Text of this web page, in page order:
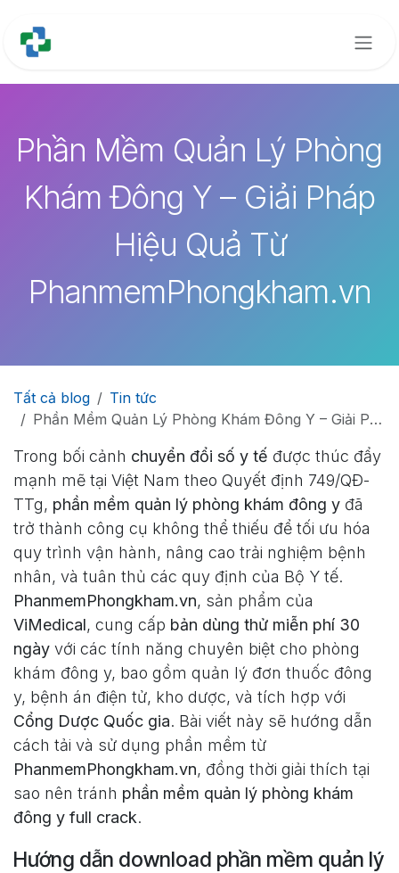
Phần Mềm Quản Lý Phòng
Khám Đông Y – Giải Pháp
Hiệu Quả Từ
PhanmemPhongkham.vn
Tất cả blog
Tin tức
Phần Mềm Quản Lý Phòng Khám Đông Y – Giải Pháp Hiệu Quả Từ PhanmemPhongkham.vn
Trong bối cảnh chuyển đổi số y tế được thúc đẩy
mạnh mẽ tại Việt Nam theo Quyết định 749/QĐ-
TTg, phần mềm quản lý phòng khám đông y đã
trở thành công cụ không thể thiếu để tối ưu hóa
quy trình vận hành, nâng cao trải nghiệm bệnh
nhân, và tuân thủ các quy định của Bộ Y tế.
PhanmemPhongkham.vn, sản phẩm của
ViMedical, cung cấp bản dùng thử miễn phí 30
ngày với các tính năng chuyên biệt cho phòng
khám đông y, bao gồm quản lý đơn thuốc đông
y, bệnh án điện tử, kho dược, và tích hợp với
Cổng Dược Quốc gia. Bài viết này sẽ hướng dẫn
cách tải và sử dụng phần mềm từ
PhanmemPhongkham.vn, đồng thời giải thích tại
sao nên tránh phần mềm quản lý phòng khám
đông y full crack.
Hướng dẫn download phần mềm quản lý